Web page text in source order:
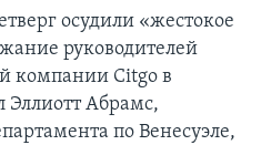
осудили «жестокое
руководителей
компании Citgo в
Эллиотт Абрамс,
по Венесуэле,